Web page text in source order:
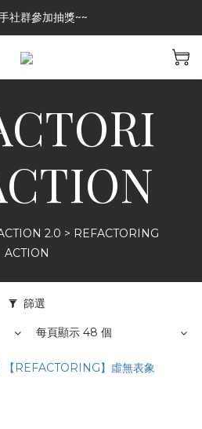
社群參加抽獎~~
社群參加抽獎~~
已上架!!限時優惠中
2.0 > REFACTORING
ACTION
篩選
每頁顯示 48 個